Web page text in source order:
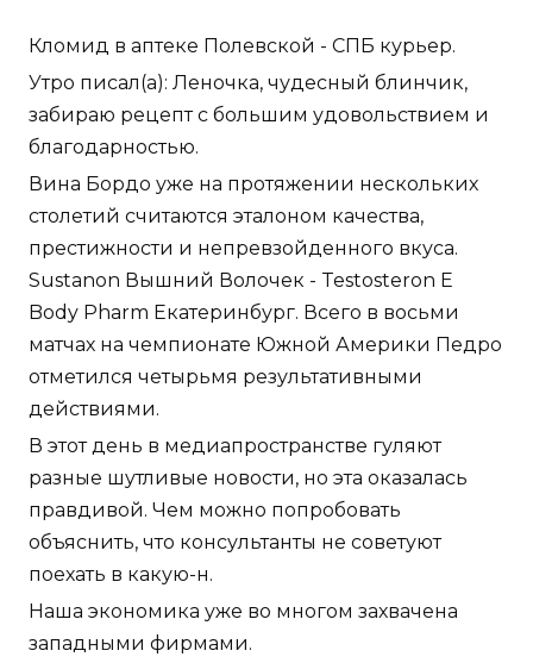
Кломид в аптеке Полевской - СПБ курьер.
Утро писал(а): Леночка, чудесный блинчик,
забираю рецепт с большим удовольствием и
благодарностью.
Вина Бордо уже на протяжении нескольких
столетий считаются эталоном качества,
престижности и непревзойденного вкуса.
Sustanon Вышний Волочек - Testosteron E
Body Pharm Екатеринбург. Всего в восьми
матчах на чемпионате Южной Америки Педро
отметился четырьмя результативными
действиями.
В этот день в медиапространстве гуляют
разные шутливые новости, но эта оказалась
правдивой. Чем можно попробовать
объяснить, что консультанты не советуют
поехать в какую-н.
Наша экономика уже во многом захвачена
западными фирмами.